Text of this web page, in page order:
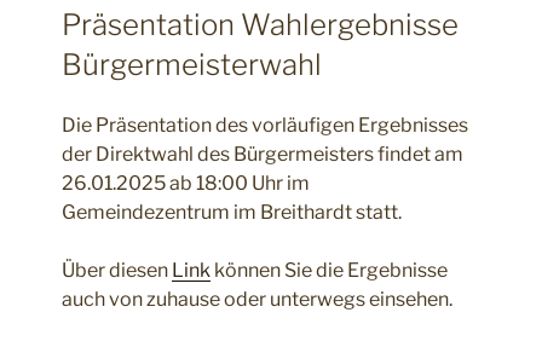
AM
Präsentation Wahlergebnisse
Bürgermeisterwahl
Die Präsentation des vorläufigen Ergebnisses
der Direktwahl des Bürgermeisters findet am
26.01.2025 ab 18:00 Uhr im
Gemeindezentrum im Breithardt statt.
Über diesen Link können Sie die Ergebnisse
auch von zuhause oder unterwegs einsehen.